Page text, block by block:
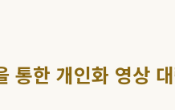
통한 개인화 영상